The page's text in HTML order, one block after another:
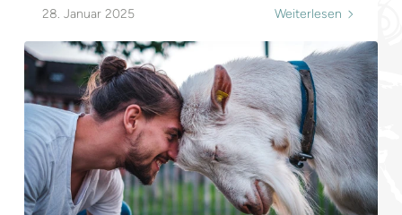
stehen. Gleichzeitig nähert sich die erste
Blueprint ihrer Fertigstellung. Das Konzept
beleuchtet die wichtigsten
Herausforderungen für den Wandel in der
Landwirtschaft. Auch die Vorbereitungen für
das nächst...
28. Januar 2025 Weiterlesen